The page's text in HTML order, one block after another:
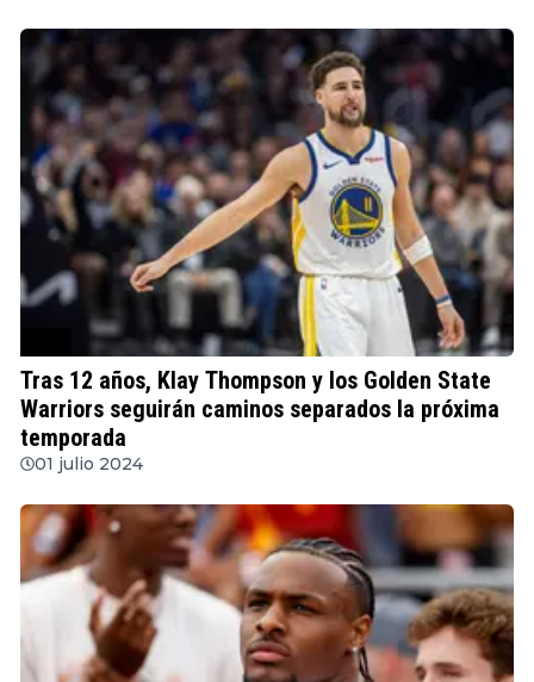
Tras 12 años, Klay Thompson y los Golden State
Warriors seguirán caminos separados la próxima
temporada
01 julio 2024